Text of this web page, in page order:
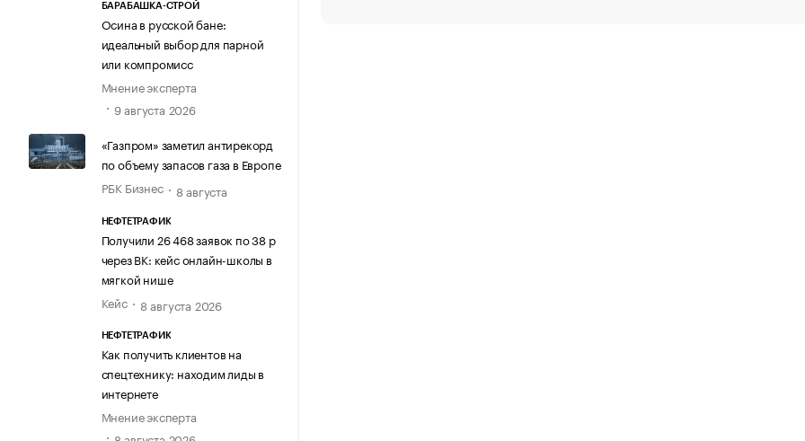
БАРАБАШКА-СТРОЙ
Осина в русской бане:
идеальный выбор для парной
или компромисс
Мнение эксперта
9 августа 2026
«Газпром» заметил антирекорд
по объему запасов газа в Европе
РБК Бизнес
8 августа
НЕФТЕТРАФИК
Получили 26 468 заявок по 38 р
через ВК: кейс онлайн-школы в
мягкой нише
Кейс
8 августа 2026
НЕФТЕТРАФИК
Как получить клиентов на
спецтехнику: находим лиды в
интернете
Мнение эксперта